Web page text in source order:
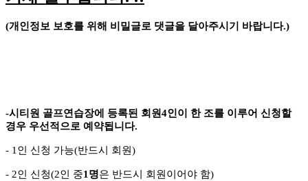
(개인정보 보호를 위해 비밀글로 댓글을 달아주시기 바랍니다.)
-시티원 골프연습장에 등록된 회원4인이 한 조를 이루어 신청할
경우 우선적으로 예약됩니다.
- 1인 신청 가능(반드시 회원)
- 2인 신청(2인 중1명은 반드시 회원이어야 함)